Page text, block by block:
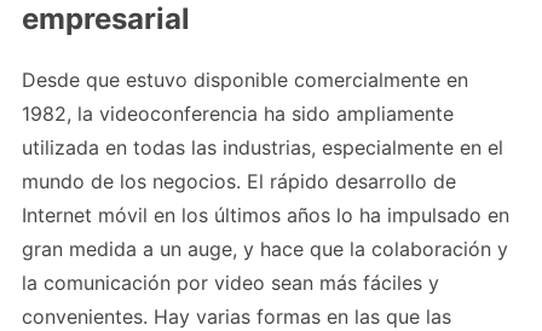
empresarial
Desde que estuvo disponible comercialmente en
1982, la videoconferencia ha sido ampliamente
utilizada en todas las industrias, especialmente en el
mundo de los negocios. El rápido desarrollo de
Internet móvil en los últimos años lo ha impulsado en
gran medida a un auge, y hace que la colaboración y
la comunicación por video sean más fáciles y
convenientes. Hay varias formas en las que las